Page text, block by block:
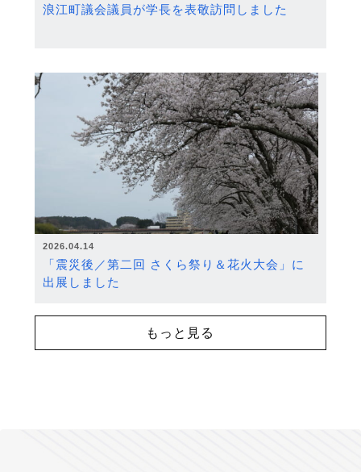
浪江町議会議員が学長を表敬訪問しました
2026.04.14
「震災後／第二回 さくら祭り＆花火大会」に
出展しました
もっと見る